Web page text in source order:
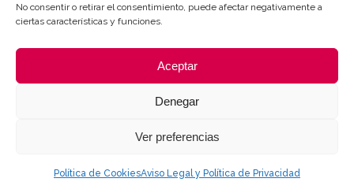
No consentir o retirar el consentimiento, puede afectar negativamente a
ciertas características y funciones.
Aceptar
Denegar
Ver preferencias
Política de CookiesAviso Legal y Política de Privacidad
Cookies
| Página creada por ProvidersWeb